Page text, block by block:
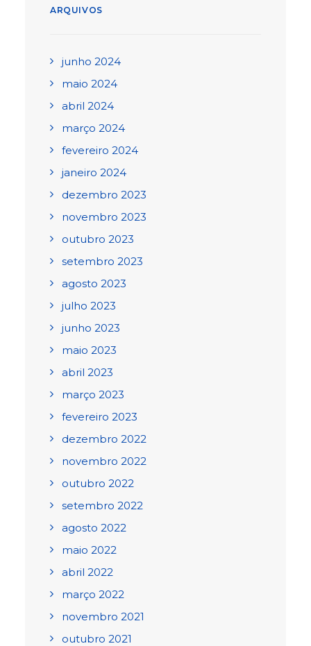
ARQUIVOS
junho 2024
maio 2024
abril 2024
março 2024
fevereiro 2024
janeiro 2024
dezembro 2023
novembro 2023
outubro 2023
setembro 2023
agosto 2023
julho 2023
junho 2023
maio 2023
abril 2023
março 2023
fevereiro 2023
dezembro 2022
novembro 2022
outubro 2022
setembro 2022
agosto 2022
maio 2022
abril 2022
março 2022
novembro 2021
outubro 2021